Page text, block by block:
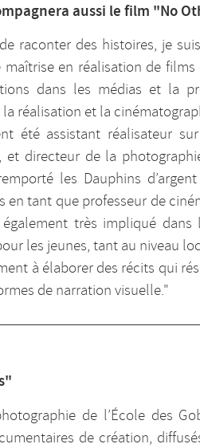
aussi le film "No
raconter des histoires, je
maîtrise en réalisation de
dans les médias et la
réalisation et la
été assistant réalisateur
et directeur de la
les Dauphins
en tant que professeur de
également très impliqué
les jeunes, tant au niveau
à élaborer des récits qui
de narration visuelle."
de l’École des
de création,